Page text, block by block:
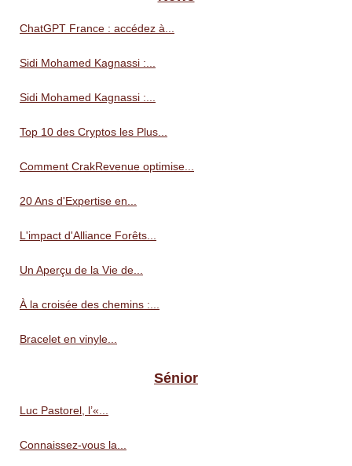
ChatGPT France : accédez à...
Sidi Mohamed Kagnassi :...
Sidi Mohamed Kagnassi :...
Top 10 des Cryptos les Plus...
Comment CrakRevenue optimise...
20 Ans d'Expertise en...
L'impact d'Alliance Forêts...
Un Aperçu de la Vie de...
À la croisée des chemins :...
Bracelet en vinyle...
Sénior
Luc Pastorel, l’«...
Connaissez-vous la...